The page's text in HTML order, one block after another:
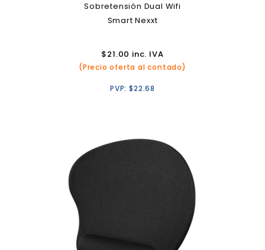
Sobretensión Dual Wifi
Smart Nexxt
$21.00 inc. IVA
(Precio oferta al contado)
PVP:$22.68